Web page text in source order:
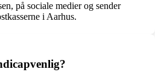
på sociale medier og sender
i Aarhus.